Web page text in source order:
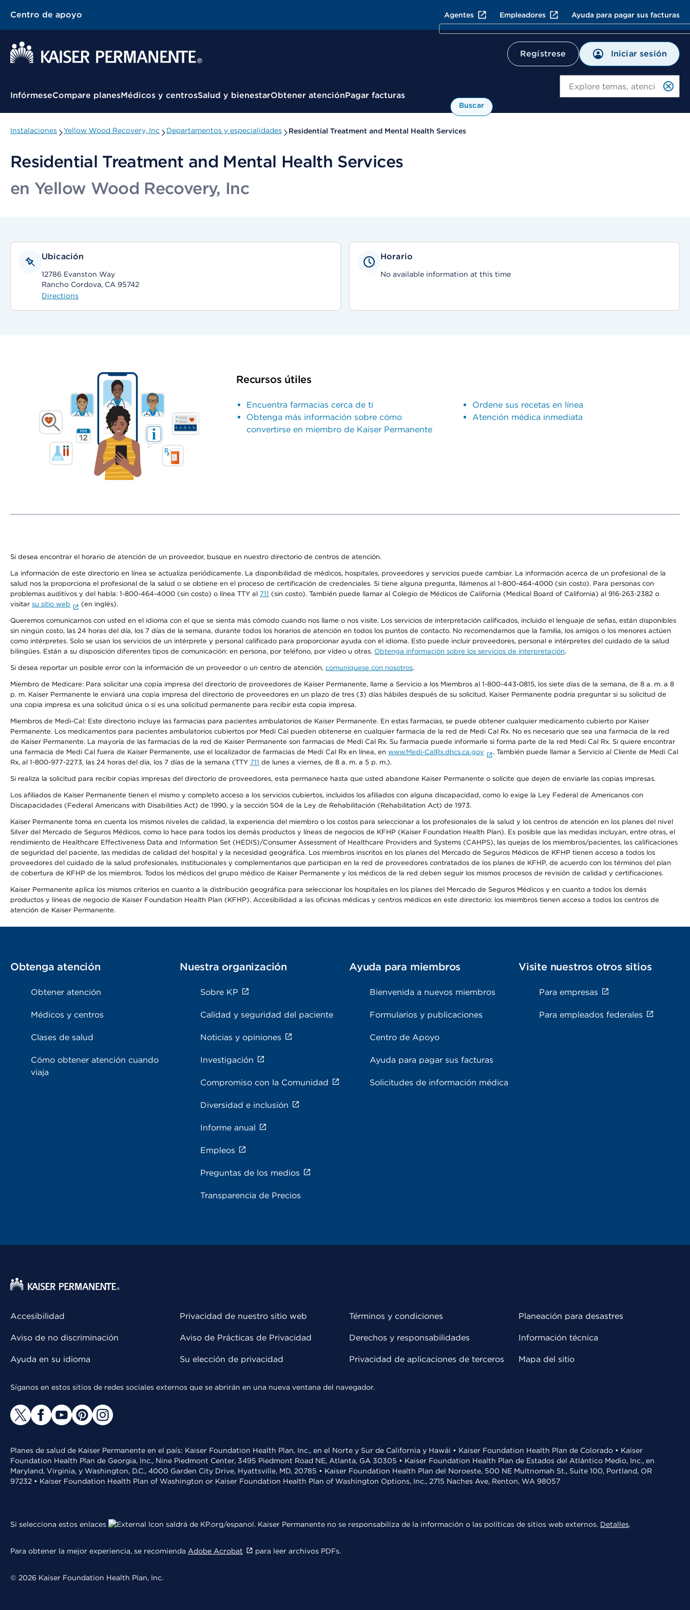
Centro de apoyo Agentes Empleadores Ayuda para pagar sus facturas
Regístrese Iniciar sesión
Menú contextual
InfórmeseCompare planesMédicos y centrosSalud y bienestarObtener atenciónPagar facturas
Buscar
Instalaciones Yellow Wood Recovery, Inc Departamentos y especialidades Residential Treatment and Mental Health Services
Residential Treatment and Mental Health Services
en Yellow Wood Recovery, Inc
Ubicación
12786 Evanston Way
Rancho Cordova, CA 95742
Directions
Horario
No available information at this time
Recursos útiles
Encuentra farmacias cerca de ti
Obtenga más información sobre cómo
convertirse en miembro de Kaiser Permanente
Ordene sus recetas en línea
Atención médica inmediata
Si desea encontrar el horario de atención de un proveedor, busque en nuestro directorio de centros de atención.
La información de este directorio en línea se actualiza periódicamente. La disponibilidad de médicos, hospitales, proveedores y servicios puede cambiar. La información acerca de un profesional de la
salud nos la proporciona el profesional de la salud o se obtiene en el proceso de certificación de credenciales. Si tiene alguna pregunta, llámenos al 1-800-464-4000 (sin costo). Para personas con
problemas auditivos y del habla: 1-800-464-4000 (sin costo) o línea TTY al 711 (sin costo). También puede llamar al Colegio de Médicos de California (Medical Board of California) al 916-263-2382 o
visitar su sitio web (en inglés).
Queremos comunicarnos con usted en el idioma con el que se sienta más cómodo cuando nos llame o nos visite. Los servicios de interpretación calificados, incluido el lenguaje de señas, están disponibles
sin ningún costo, las 24 horas del día, los 7 días de la semana, durante todos los horarios de atención en todos los puntos de contacto. No recomendamos que la familia, los amigos o los menores actúen
como intérpretes. Solo se usan los servicios de un intérprete y personal calificado para proporcionar ayuda con el idioma. Esto puede incluir proveedores, personal e intérpretes del cuidado de la salud
bilingües. Están a su disposición diferentes tipos de comunicación: en persona, por teléfono, por video u otras. Obtenga información sobre los servicios de interpretación.
Si desea reportar un posible error con la información de un proveedor o un centro de atención, comuníquese con nosotros.
Miembro de Medicare: Para solicitar una copia impresa del directorio de proveedores de Kaiser Permanente, llame a Servicio a los Miembros al 1-800-443-0815, los siete días de la semana, de 8 a. m. a 8
p. m. Kaiser Permanente le enviará una copia impresa del directorio de proveedores en un plazo de tres (3) días hábiles después de su solicitud. Kaiser Permanente podría preguntar si su solicitud de
una copia impresa es una solicitud única o si es una solicitud permanente para recibir esta copia impresa.
Miembros de Medi-Cal: Este directorio incluye las farmacias para pacientes ambulatorios de Kaiser Permanente. En estas farmacias, se puede obtener cualquier medicamento cubierto por Kaiser
Permanente. Los medicamentos para pacientes ambulatorios cubiertos por Medi Cal pueden obtenerse en cualquier farmacia de la red de Medi Cal Rx. No es necesario que sea una farmacia de la red
de Kaiser Permanente. La mayoría de las farmacias de la red de Kaiser Permanente son farmacias de Medi Cal Rx. Su farmacia puede informarle si forma parte de la red Medi Cal Rx. Si quiere encontrar
una farmacia de Medi Cal fuera de Kaiser Permanente, use el localizador de farmacias de Medi Cal Rx en línea, en www.Medi-CalRx.dhcs.ca.gov
. También puede llamar a Servicio al Cliente de Medi Cal
Rx, al 1-800-977-2273, las 24 horas del día, los 7 días de la semana (TTY 711 de lunes a viernes, de 8 a. m. a 5 p. m.).
Si realiza la solicitud para recibir copias impresas del directorio de proveedores, esta permanece hasta que usted abandone Kaiser Permanente o solicite que dejen de enviarle las copias impresas.
Los afiliados de Kaiser Permanente tienen el mismo y completo acceso a los servicios cubiertos, incluidos los afiliados con alguna discapacidad, como lo exige la Ley Federal de Americanos con
Discapacidades (Federal Americans with Disabilities Act) de 1990, y la sección 504 de la Ley de Rehabilitación (Rehabilitation Act) de 1973.
Kaiser Permanente toma en cuenta los mismos niveles de calidad, la experiencia del miembro o los costos para seleccionar a los profesionales de la salud y los centros de atención en los planes del nivel
Silver del Mercado de Seguros Médicos, como lo hace para todos los demás productos y líneas de negocios de KFHP (Kaiser Foundation Health Plan). Es posible que las medidas incluyan, entre otras, el
rendimiento de Healthcare Effectiveness Data and Information Set (HEDIS)/Consumer Assessment of Healthcare Providers and Systems (CAHPS), las quejas de los miembros/pacientes, las calificaciones
de seguridad del paciente, las medidas de calidad del hospital y la necesidad geográfica. Los miembros inscritos en los planes del Mercado de Seguros Médicos de KFHP tienen acceso a todos los
proveedores del cuidado de la salud profesionales, institucionales y complementarios que participan en la red de proveedores contratados de los planes de KFHP, de acuerdo con los términos del plan
de cobertura de KFHP de los miembros. Todos los médicos del grupo médico de Kaiser Permanente y los médicos de la red deben seguir los mismos procesos de revisión de calidad y certificaciones.
Kaiser Permanente aplica los mismos criterios en cuanto a la distribución geográfica para seleccionar los hospitales en los planes del Mercado de Seguros Médicos y en cuanto a todos los demás
productos y líneas de negocio de Kaiser Foundation Health Plan (KFHP). Accesibilidad a las oficinas médicas y centros médicos en este directorio: los miembros tienen acceso a todos los centros de
atención de Kaiser Permanente.
Obtenga atención
Obtener atención
Médicos y centros
Clases de salud
Cómo obtener atención cuando
viaja
Nuestra organización
Sobre KP
Calidad y seguridad del paciente
Noticias y opiniones
Investigación
Compromiso con la Comunidad
Diversidad e inclusión
Informe anual
Empleos
Preguntas de los medios
Transparencia de Precios
Ayuda para miembros
Bienvenida a nuevos miembros
Formularios y publicaciones
Centro de Apoyo
Ayuda para pagar sus facturas
Solicitudes de información médica
Visite nuestros otros sitios
Para empresas
Para empleados federales
Accesibilidad
Aviso de no discriminación
Ayuda en su idioma
Privacidad de nuestro sitio web
Aviso de Prácticas de Privacidad
Su elección de privacidad
Términos y condiciones
Derechos y responsabilidades
Privacidad de aplicaciones de terceros
Planeación para desastres
Información técnica
Mapa del sitio
Síganos en estos sitios de redes sociales externos que se abrirán en una nueva ventana del navegador.
Planes de salud de Kaiser Permanente en el país: Kaiser Foundation Health Plan, Inc., en el Norte y Sur de California y Hawái • Kaiser Foundation Health Plan de Colorado • Kaiser
Foundation Health Plan de Georgia, Inc., Nine Piedmont Center, 3495 Piedmont Road NE, Atlanta, GA 30305 • Kaiser Foundation Health Plan de Estados del Atlántico Medio, Inc., en
Maryland, Virginia, y Washington, D.C., 4000 Garden City Drive, Hyattsville, MD, 20785 • Kaiser Foundation Health Plan del Noroeste, 500 NE Multnomah St., Suite 100, Portland, OR
97232 • Kaiser Foundation Health Plan of Washington or Kaiser Foundation Health Plan of Washington Options, Inc., 2715 Naches Ave, Renton, WA 98057
Si selecciona estos enlaces saldrá de KP.org/espanol. Kaiser Permanente no se responsabiliza de la información o las políticas de sitios web externos. Detalles.
Para obtener la mejor experiencia, se recomienda Adobe Acrobat para leer archivos PDFs.
© 2026 Kaiser Foundation Health Plan, Inc.